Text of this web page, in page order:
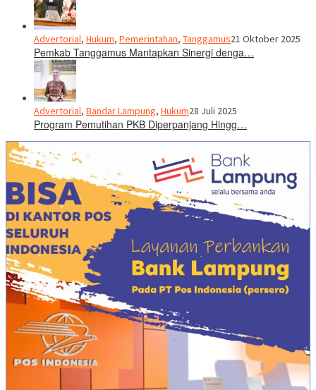
Advertorial, Hukum, Pemerintahan, Tanggamus21 Oktober 2025
Pemkab Tanggamus Mantapkan Sinergi denga…
Advertorial, Bandar Lampung, Hukum28 Juli 2025
Program Pemutihan PKB Diperpanjang Hingg…